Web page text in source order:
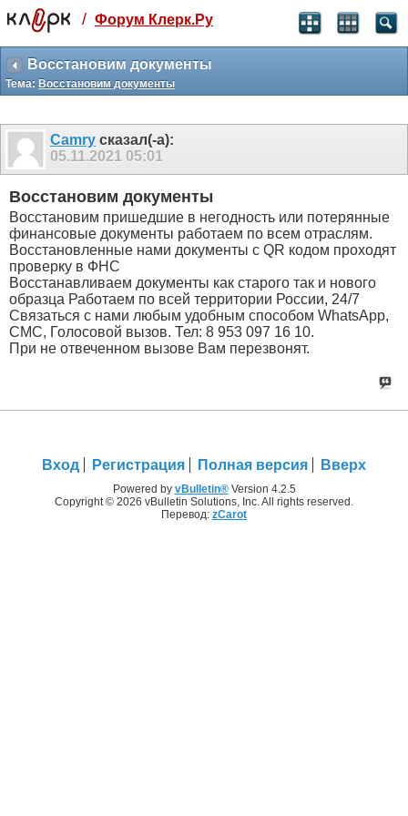
Святые угодники, Клерк без рекламы
прекрасен:)
месяц
3 месяца
259
₽
-10%
499 ₽
-15%
Отмена Оплатить
/ Форум Клерк.Ру
Восстановим документы
Тема: Восстановим документы
Camry сказал(-а):
05.11.2021 05:01
Восстановим документы
Восстановим пришедшие в негодность или потерянные
финансовые документы работаем по всем отраслям.
Восстановленные нами документы с QR кодом проходят
проверку в ФНС
Восстанавливаем документы как старого так и нового
образца Работаем по всей территории России, 24/7
Связаться с нами любым удобным способом WhatsApp,
СМС, Голосовой вызов. Тел: 8 953 097 16 10.
При не отвеченном вызове Вам перезвонят.
Вход Регистрация Полная версия Вверх
Powered by vBulletin®Version 4.2.5
Copyright © 2026 vBulletin Solutions, Inc. All rights reserved.
Перевод: zCarot